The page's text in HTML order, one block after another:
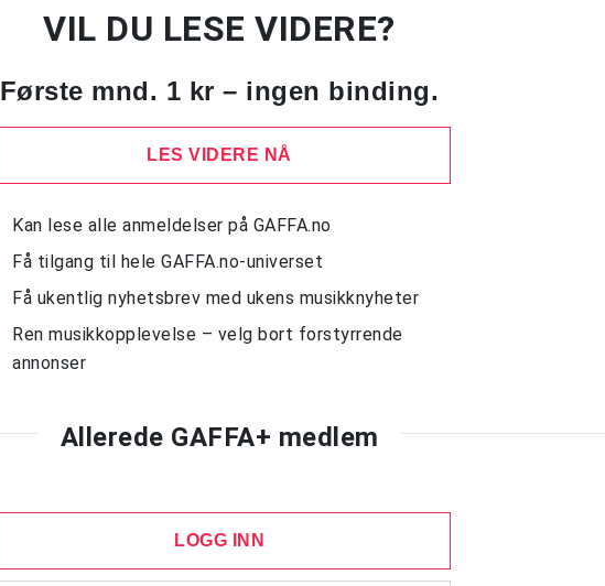
VIL DU LESE VIDERE?
Første mnd. 1 kr – ingen binding.
LES VIDERE NÅ
Kan lese alle anmeldelser på GAFFA.no
Få tilgang til hele GAFFA.no-universet
Få ukentlig nyhetsbrev med ukens musikknyheter
Ren musikkopplevelse – velg bort forstyrrende
annonser
Allerede GAFFA+ medlem
LOGG INN